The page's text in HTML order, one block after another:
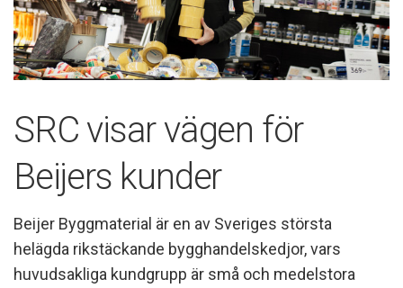
SRC visar vägen för
Beijers kunder
Beijer Byggmaterial är en av Sveriges största
helägda rikstäckande bygghandelskedjor, vars
huvudsakliga kundgrupp är små och medelstora